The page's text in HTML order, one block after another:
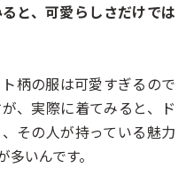
と、可愛らしさだけでは
柄の服は可愛すぎるので
、実際に着てみると、ド
その人が持っている魅力
いんです。